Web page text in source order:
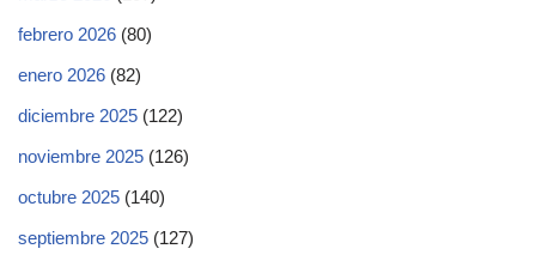
febrero 2026 (80)
enero 2026 (82)
diciembre 2025 (122)
noviembre 2025 (126)
octubre 2025 (140)
septiembre 2025 (127)